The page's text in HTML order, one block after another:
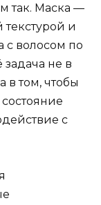
так. Маска —
текстурой и
с волосом по
не в
в том, чтобы
с